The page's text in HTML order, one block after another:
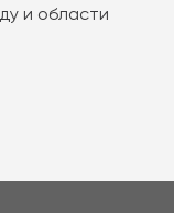
и области